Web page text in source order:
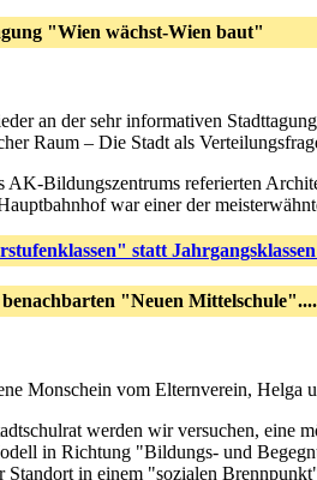
"Wien wächst-Wien baut"
an der sehr informativen
Raum – Die Stadt als
AK-Bildungszentrums referierten
war einer der
statt
"Neuen Mittelschule"....
Monschein vom Elternverein, Helga
werden wir versuchen,
in Richtung "Bildungs- und
Standort in einem "sozialen